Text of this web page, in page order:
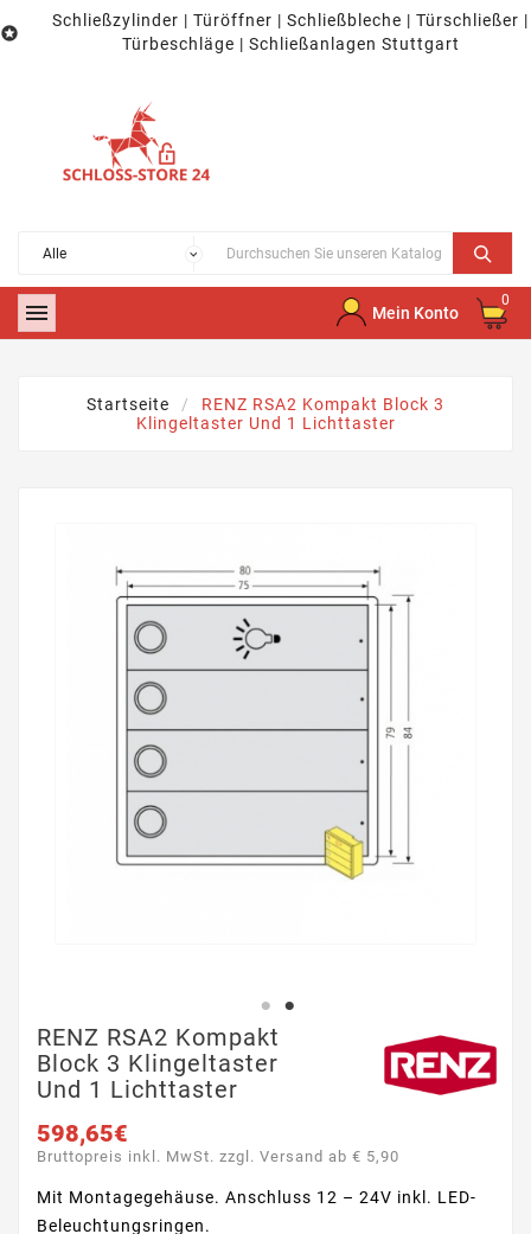

Schließzylinder | Türöffner | Schließbleche | Türschließer |
Türbeschläge | Schließanlagen Stuttgart
 Mein Konto
0
Startseite
RENZ RSA2 Kompakt Block 3
Klingeltaster Und 1 Lichttaster
RENZ RSA2 Kompakt
Block 3 Klingeltaster
Und 1 Lichttaster
598,65€
Bruttopreis inkl. MwSt. zzgl. Versand ab € 5,90
Mit Montagegehäuse. Anschluss 12 – 24V inkl. LED-
Beleuchtungsringen.